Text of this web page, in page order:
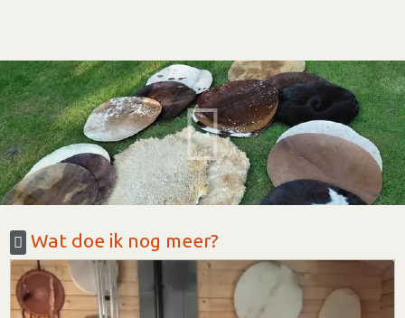
Wat doe ik nog meer?